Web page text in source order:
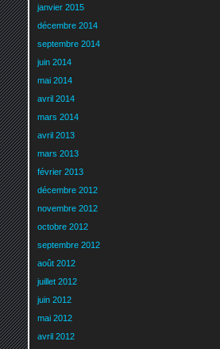
janvier 2015
décembre 2014
septembre 2014
juin 2014
mai 2014
avril 2014
mars 2014
avril 2013
mars 2013
février 2013
décembre 2012
novembre 2012
octobre 2012
septembre 2012
août 2012
juillet 2012
juin 2012
mai 2012
avril 2012